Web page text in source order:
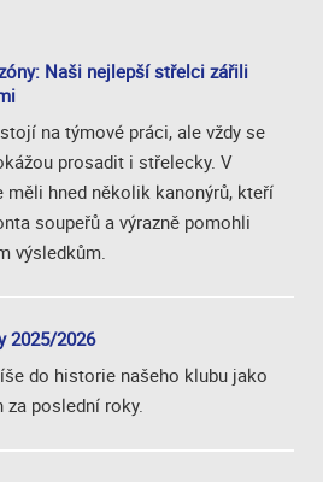
Naši nejlepší střelci zářili
na týmové práci, ale vždy se
prosadit i střelecky. V
hned několik kanonýrů, kteří
soupeřů a výrazně pomohli
výsledkům.
2025/2026
do historie našeho klubu jako
za poslední roky.